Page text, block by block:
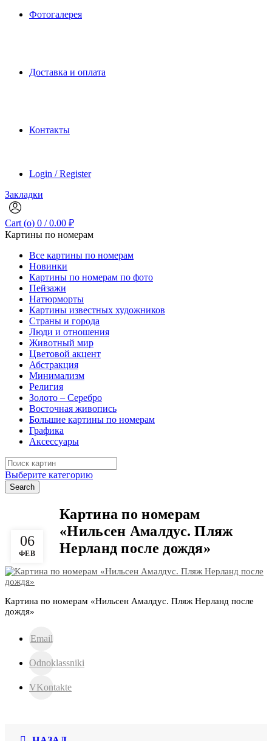
Фотогалерея
Доставка и оплата
Контакты
Login / Register
Закладки
Cart (o) 0 / 0.00 ₽
Картины по номерам
Все картины по номерам
Новинки
Картины по номерам по фото
Пейзажи
Натюрморты
Картины известных художников
Страны и города
Люди и отношения
Животный мир
Цветовой акцент
Абстракция
Минимализм
Религия
Золото – Серебро
Восточная живопись
Большие картины по номерам
Графика
Аксессуары
Search
for:
Выберите категорию
Search
06
ФЕВ
Картина по номерам
«Нильсен Амалдус. Пляж
Нерланд после дождя»
Картина по номерам «Нильсен Амалдус. Пляж Нерланд после
дождя»
Email
Odnoklassniki
VKontakte